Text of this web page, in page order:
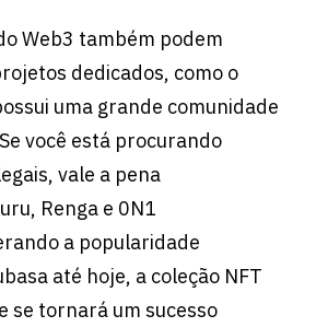
Web3 também podem
dedicados, como o
uma grande comunidade
você está procurando
vale a pena
Renga e 0N1
a popularidade
até hoje, a coleção NFT
se tornará um sucesso